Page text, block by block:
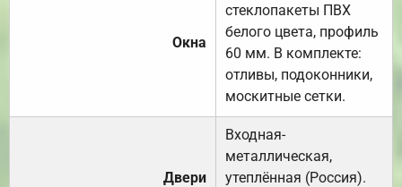
Окна
стеклопакеты ПВХ
белого цвета, профиль
60 мм. В комплекте:
отливы, подоконники,
москитные сетки.
Двери
Входная-
металлическая,
утеплённая (Россия).